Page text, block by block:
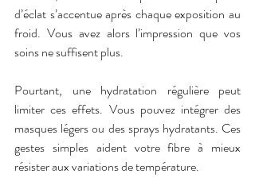
d’éclat s’accentue après chaque exposition au
froid. Vous avez alors l’impression que vos
soins ne suffisent plus.
Pourtant, une hydratation régulière peut
limiter ces effets. Vous pouvez intégrer des
masques légers ou des sprays hydratants. Ces
gestes simples aident votre fibre à mieux
résister aux variations de température.